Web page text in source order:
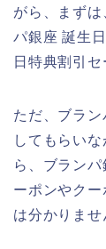
がら、まず
パ銀座 誕生
日特典割引
ただ、ブラ
してもらい
ら、ブラン
ーポンやク
は分かりませ